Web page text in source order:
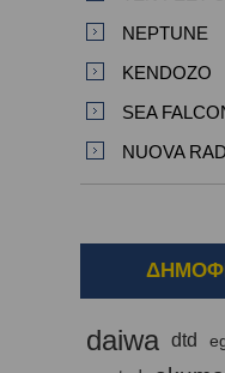
NEPTUNE
KENDOZO
SEA
NUOVA
daiwa dtd